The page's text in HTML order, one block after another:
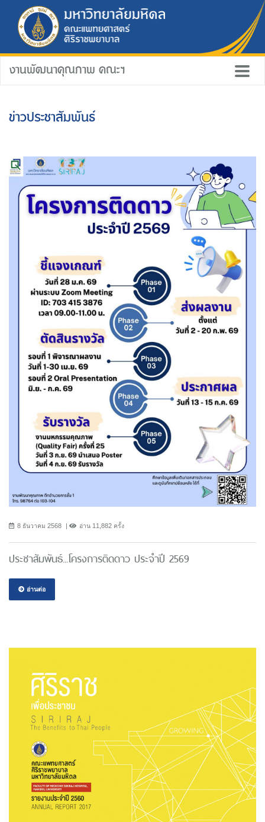
งานพัฒนาคุณภาพ คณะฯ
ข่าวประชาสัมพันธ์
8 ธันวาคม 2568 อ่าน 11,882 ครั้ง
ประชาสัมพันธ์...โครงการติดดาว ประจำปี 2569
อ่านต่อ